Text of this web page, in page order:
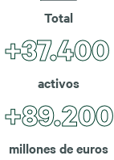
Total
+37.400
activos
+89.200
millones de euros